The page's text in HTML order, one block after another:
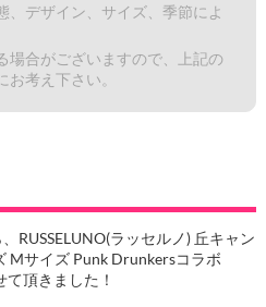
、デザイン、サイズ、季節によ
場合がございますので、上記の
考え下さい。
RUSSELUNO(ラッセルノ) 丘キャン
Mサイズ Punk Drunkersコラボ
頂きました！